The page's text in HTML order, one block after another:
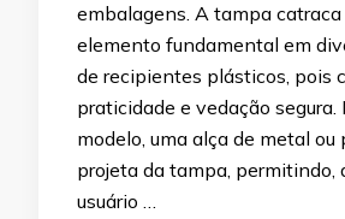
embalagens. A tampa catraca
elemento fundamental em
de recipientes plásticos, pois
praticidade e vedação segura.
modelo, uma alça de metal ou
projeta da tampa, permitindo,
usuário …